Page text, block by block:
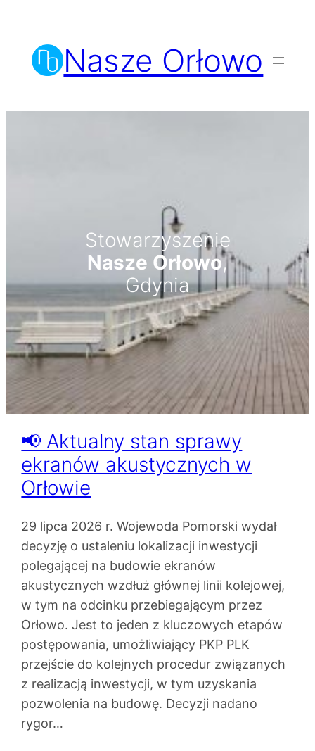
treści
Nasze Orłowo
Stowarzyszenie
Nasze Orłowo,
Gdynia
📢 Aktualny stan sprawy
ekranów akustycznych w
Orłowie
29 lipca 2026 r. Wojewoda Pomorski wydał
decyzję o ustaleniu lokalizacji inwestycji
polegającej na budowie ekranów
akustycznych wzdłuż głównej linii kolejowej,
w tym na odcinku przebiegającym przez
Orłowo. Jest to jeden z kluczowych etapów
postępowania, umożliwiający PKP PLK
przejście do kolejnych procedur związanych
z realizacją inwestycji, w tym uzyskania
pozwolenia na budowę. Decyzji nadano
rygor…